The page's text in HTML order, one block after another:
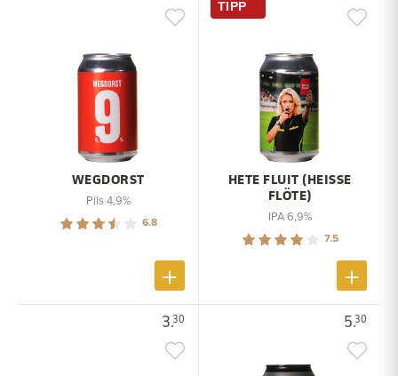
WEGDORST
Pils 4,9%
6.8
TIPP
HETE FLUIT (HEISSE F
LÖTE)
IPA 6,9%
7.5
3.30 5.30